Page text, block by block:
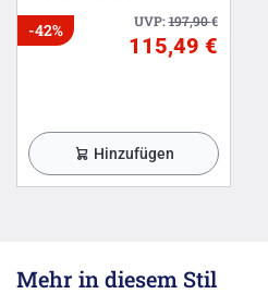
UVP:197,90€
-42%
115,49 €
Hinzufügen
Mehr in diesem Stil